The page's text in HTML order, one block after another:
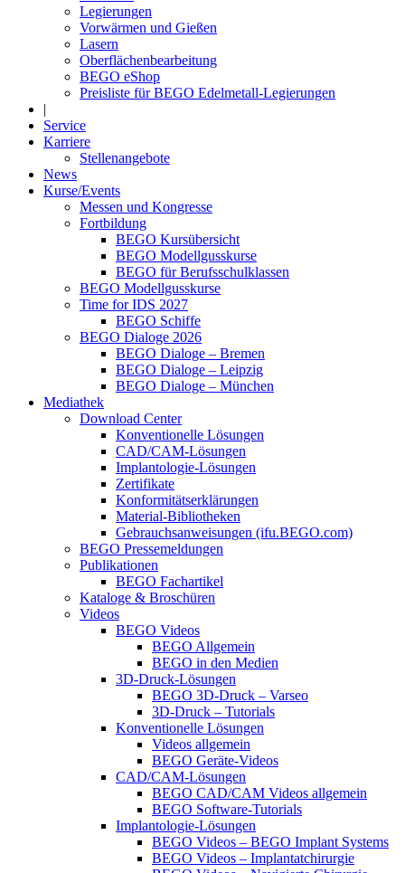
Legierungen
Vorwärmen und Gießen
Lasern
Oberflächenbearbeitung
BEGO eShop
Preisliste für BEGO Edelmetall-Legierungen
|
Service
Karriere
Stellenangebote
News
Kurse/Events
Messen und Kongresse
Fortbildung
BEGO Kursübersicht
BEGO Modellgusskurse
BEGO für Berufsschulklassen
BEGO Modellgusskurse
Time for IDS 2027
BEGO Schiffe
BEGO Dialoge 2026
BEGO Dialoge – Bremen
BEGO Dialoge – Leipzig
BEGO Dialoge – München
Mediathek
Download Center
Konventionelle Lösungen
CAD/CAM-Lösungen
Implantologie-Lösungen
Zertifikate
Konformitätserklärungen
Material-Bibliotheken
Gebrauchsanweisungen (ifu.BEGO.com)
BEGO Pressemeldungen
Publikationen
BEGO Fachartikel
Kataloge & Broschüren
Videos
BEGO Videos
BEGO Allgemein
BEGO in den Medien
3D-Druck-Lösungen
BEGO 3D-Druck – Varseo
3D-Druck – Tutorials
Konventionelle Lösungen
Videos allgemein
BEGO Geräte-Videos
CAD/CAM-Lösungen
BEGO CAD/CAM Videos allgemein
BEGO Software-Tutorials
Implantologie-Lösungen
BEGO Videos – BEGO Implant Systems
BEGO Videos – Implantatchirurgie